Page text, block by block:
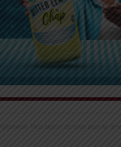
Plus besoin de visas pour se